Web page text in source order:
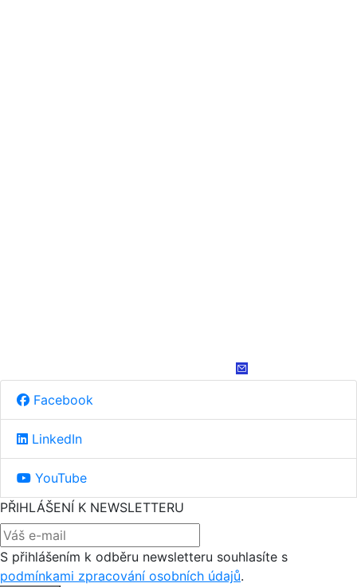
Facebook
LinkedIn
YouTube
PŘIHLÁŠENÍ K NEWSLETTERU
S přihlášením k odběru newsletteru souhlasíte s
podmínkami zpracování osobních údajů.